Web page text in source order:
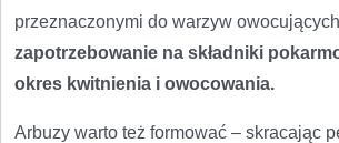
przeznaczonymi do warzyw
zapotrzebowanie na składniki
okres kwitnienia i owocowania.
Arbuzy warto też formować – skracając